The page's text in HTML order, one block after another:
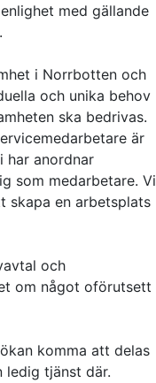
med gällande
i Norrbotten och
och unika behov
ska bedrivas.
är
har anordnar
som medarbetare. Vi
skapa en arbetsplats
och
om något oförutsett
komma att delas
ledig tjänst där.